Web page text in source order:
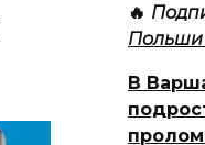
🔥
Польши
В